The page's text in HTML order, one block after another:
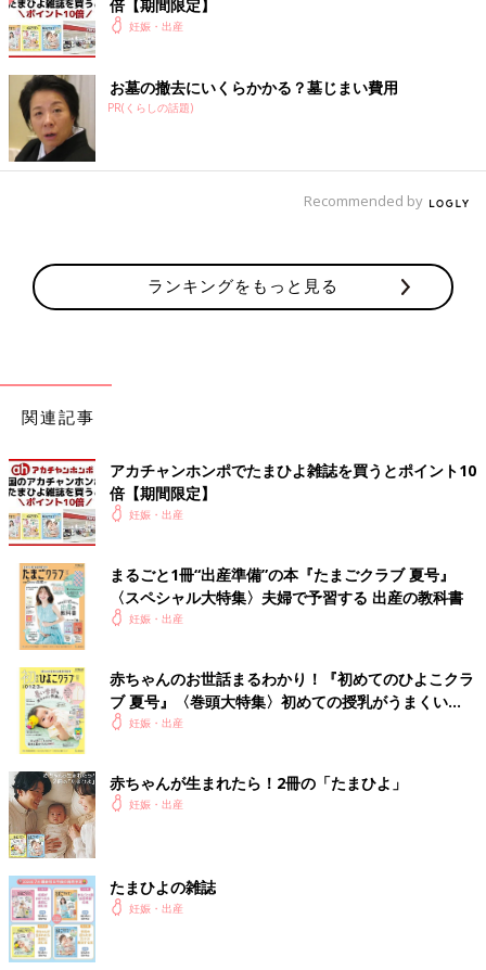
倍【期間限定】
妊娠・出産
お墓の撤去にいくらかかる？墓じまい費用
PR(くらしの話題)
Recommended by
ランキングをもっと見る
関連記事
アカチャンホンポでたまひよ雑誌を買うとポイント10
倍【期間限定】
妊娠・出産
まるごと1冊“出産準備”の本『たまごクラブ 夏号』
〈スペシャル大特集〉夫婦で予習する 出産の教科書
妊娠・出産
赤ちゃんのお世話まるわかり！『初めてのひよこクラ
ブ 夏号』〈巻頭大特集〉初めての授乳がうまくい
く！ おっぱい・ミルクの基本と夏のトラブル 解決テ
妊娠・出産
赤ちゃんが生まれたら！2冊の「たまひよ」
妊娠・出産
たまひよの雑誌
妊娠・出産